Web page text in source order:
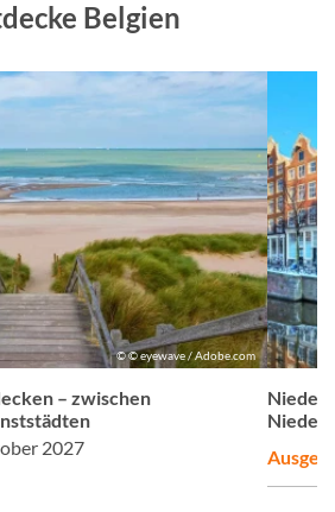
Belgien
© © eyewave / Adobe.com
– zwischen
2027